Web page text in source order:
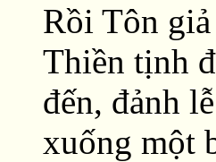
Rồi Tôn
Thiền tịnh
đến, đảnh
xuống một